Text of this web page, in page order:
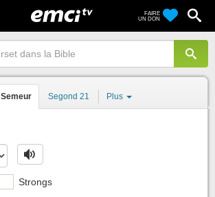
FAIRE
UN DON
Semeur Segond 21 Plus
Strongs